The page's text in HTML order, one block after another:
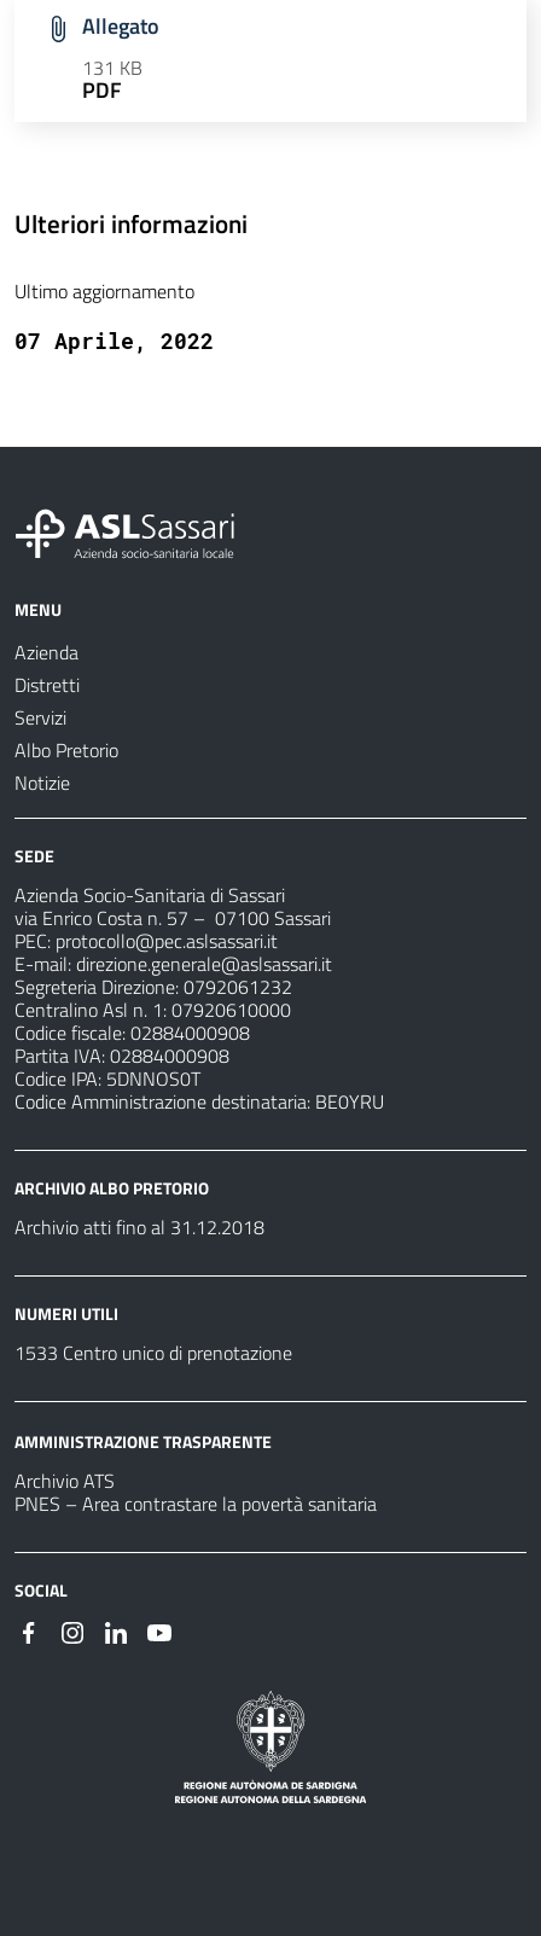
Allegato
131 KB
PDF
Ulteriori informazioni
Ultimo aggiornamento
07 Aprile, 2022
MENU
Azienda
Distretti
Servizi
Albo Pretorio
Notizie
SEDE
Azienda Socio-Sanitaria di Sassari
via Enrico Costa n. 57 – 07100 Sassari
PEC: protocollo@pec.aslsassari.it
E-mail:direzione.generale@aslsassari.it
Segreteria Direzione: 0792061232
Centralino Asl n. 1: 07920610000
Codice fiscale: 02884000908
Partita IVA: 02884000908
Codice IPA: 5DNNOS0T
Codice Amministrazione destinataria: BE0YRU
ARCHIVIO ALBO PRETORIO
Archivio atti fino al 31.12.2018
NUMERI UTILI
1533 Centro unico di prenotazione
AMMINISTRAZIONE TRASPARENTE
Archivio ATS
PNES – Area contrastare la povertà sanitaria
SOCIAL